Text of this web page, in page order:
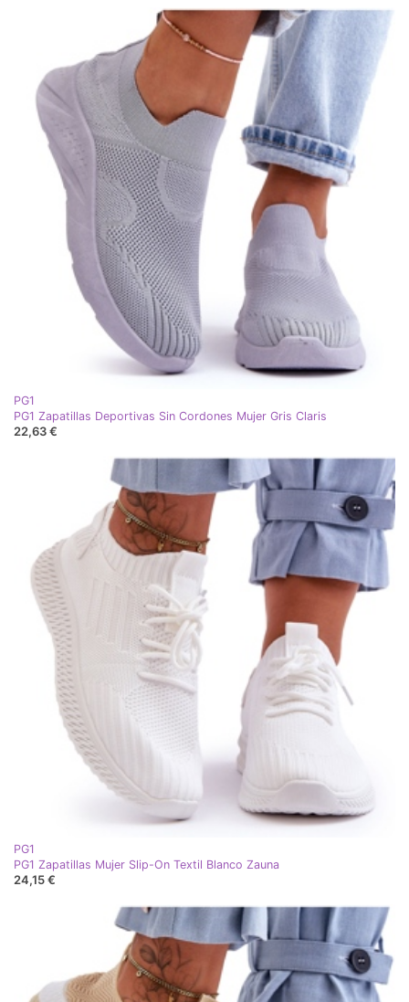
PG1
PG1 Zapatillas Deportivas Sin Cordones Mujer Gris Claris
22,63 €
PG1
PG1 Zapatillas Mujer Slip-On Textil Blanco Zauna
24,15 €